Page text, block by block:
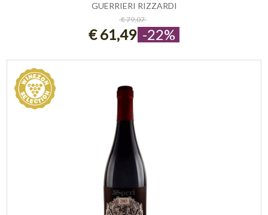
ESAURITO
GUERRIERI RIZZARDI
€ 79,07
€ 61,49 -22%